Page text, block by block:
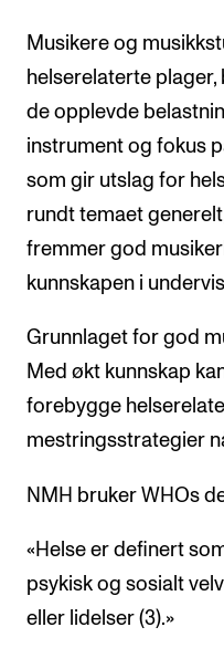
Timeplaner og
Utvikling av
Studentenes
Søknad og opptak
FORSKNING OG
Om FoU på NMH
Livet rundt FoU
For ph.d.-programmet i
For ph.d.-programmet i
Forskningsetikk
Arrangementer for
Musikere og
helserelaterte plager,
de opplevde
instrument og fokus
som gir utslag for
rundt temaet
fremmer god
kunnskapen i
Grunnlaget for god
Med økt kunnskap
forebygge
mestringsstrategier
NMH bruker WHOs
«Helse er definert
psykisk og sosialt
eller lidelser (3).»